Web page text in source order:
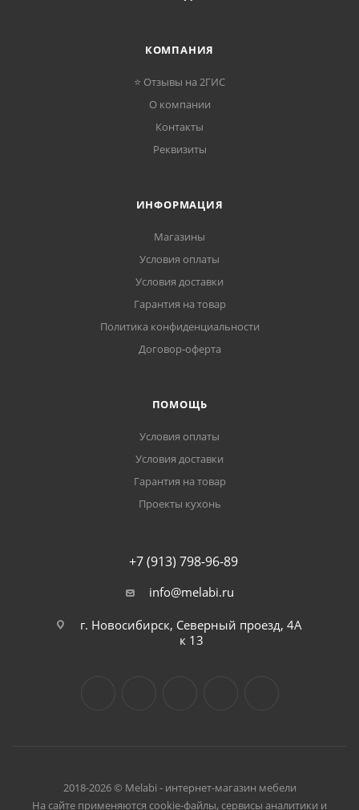
КОМПАНИЯ
⭐ Отзывы на 2ГИС
О компании
Контакты
Реквизиты
ИНФОРМАЦИЯ
Магазины
Условия оплаты
Условия доставки
Гарантия на товар
Политика конфиденциальности
Договор-оферта
ПОМОЩЬ
Условия оплаты
Условия доставки
Гарантия на товар
Проекты кухонь
+7 (913) 798-96-89
info@melabi.ru
г. Новосибирск, Северный проезд, 4А
к 13
2018-2026 © Melabi - интернет-магазин мебели
На сайте применяются cookie-файлы, сервисы аналитики и